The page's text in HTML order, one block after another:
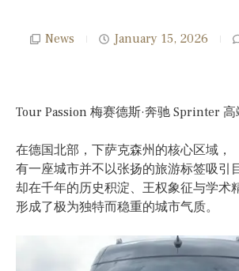
News January 15, 2026
Tour Passion 梅赛德斯·奔驰 Sprinter
在德国北部，下萨克森州的核心区域，
有一座城市并不以张扬的旅游标签吸引
却在千年的历史积淀、王权象征与学术
形成了极为独特而稳重的城市气质。